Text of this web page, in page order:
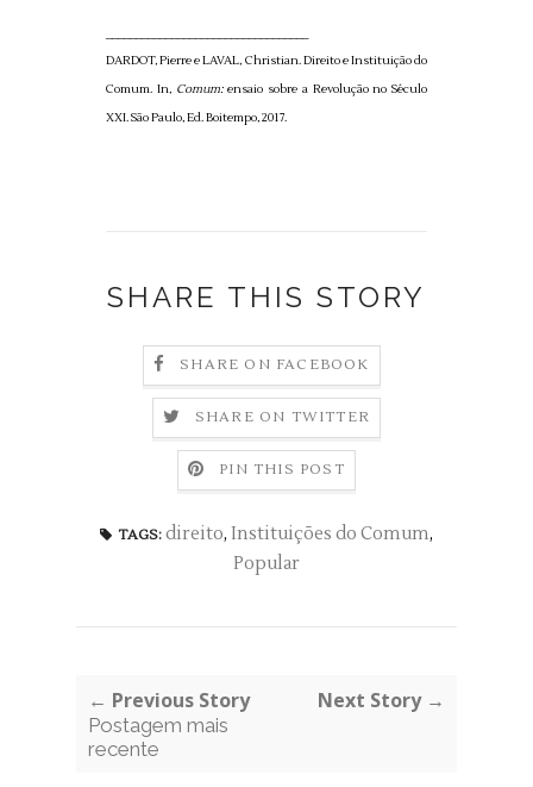
DARDOT, Pierre e LAVAL, Christian. Direito e Instituição do
Comum. In, Comum: ensaio sobre a Revolução no Século
XXI. São Paulo, Ed. Boitempo, 2017.
SHARE THIS STORY
SHARE ON FACEBOOK
SHARE ON TWITTER
PIN THIS POST
TAGS: direito, Instituições do Comum,
Popular
← Previous Story
Postagem mais
recente
Next Story →